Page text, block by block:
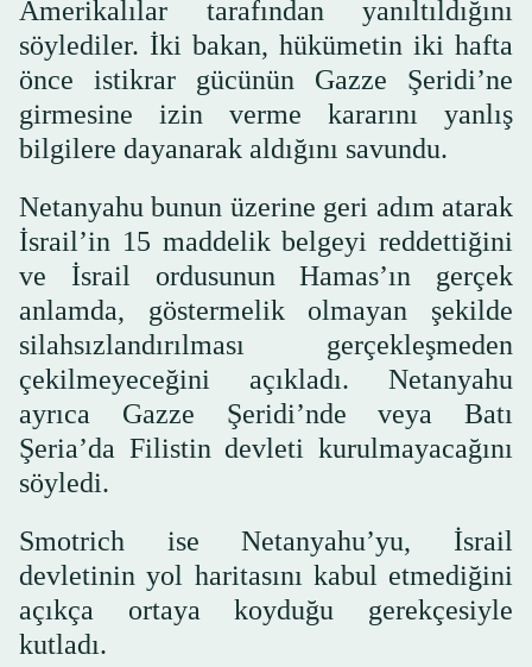
Amerikalılar tarafından yanıltıldığını
söylediler. İki bakan, hükümetin iki hafta
önce istikrar gücünün Gazze Şeridi’ne
girmesine izin verme kararını yanlış
bilgilere dayanarak aldığını savundu.
Netanyahu bunun üzerine geri adım atarak
İsrail’in 15 maddelik belgeyi reddettiğini
ve İsrail ordusunun Hamas’ın gerçek
anlamda, göstermelik olmayan şekilde
silahsızlandırılması gerçekleşmeden
çekilmeyeceğini açıkladı. Netanyahu
ayrıca Gazze Şeridi’nde veya Batı
Şeria’da Filistin devleti kurulmayacağını
söyledi.
Smotrich ise Netanyahu’yu, İsrail
devletinin yol haritasını kabul etmediğini
açıkça ortaya koyduğu gerekçesiyle
kutladı.